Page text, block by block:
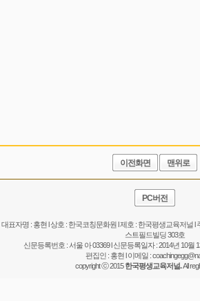
이전화면 맨위로
PC버전
대표자명 : 홍현 l 상호 : 한국코칭문화원 l 제호 : 한국평생교육저널 l
스트필드빌딩 303호
신문등록번호 : 서울 아 03369 l 신문등록일자 : 2014년 10월
편집인 : 홍현 l 이메일 :
copyright ⓒ 2015한국평생교육저널.All